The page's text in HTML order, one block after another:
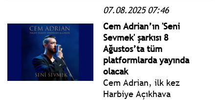
metro hattında yüzde 88
seviyesini aştı. 11
istasyonlu, sürücüsüz ve
entegre sistemli hat, 2026
sonunda hizmete giriyor.
07.08.2025 07:46
Cem Adrian’ın 'Seni
Sevmek' şarkısı 8
Ağustos’ta tüm
platformlarda yayında
olacak
Cem Adrian, ilk kez
Harbiye Açıkhava